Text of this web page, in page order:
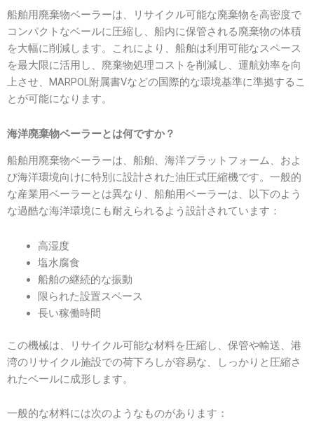
船舶用廃棄物ベーラーは、リサイクル可能な廃棄物を高密度で
コンパクトなベールに圧縮し、船内に保管される廃棄物の体積
を大幅に削減します。これにより、船舶は利用可能なスペース
を最大限に活用し、廃棄物処理コストを削減し、運航効率を向
上させ、MARPOL附属書Vなどの国際的な環境基準に準拠するこ
とが可能になります。
海洋廃棄物ベーラーとは何ですか？
船舶用廃棄物ベーラーは、船舶、海洋プラットフォーム、およ
び海洋環境向けに特別に設計された油圧式圧縮機です。一般的
な産業用ベーラーとは異なり、船舶用ベーラーは、以下のよう
な過酷な海洋環境にも耐えられるよう設計されています：
高湿度
塩水腐食
船舶の継続的な振動
限られた設置スペース
長い稼働時間
この機械は、リサイクル可能な材料を圧縮し、保管や輸送、港
湾のリサイクル施設での荷下ろしが容易な、しっかりと圧縮さ
れたベールに成形します。
一般的な材料には次のようなものがあります：